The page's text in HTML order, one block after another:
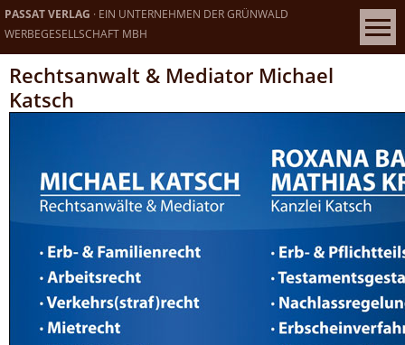
PASSAT VERLAG · EIN UNTERNEHMEN DER GRÜNWALD
WERBEGESELLSCHAFT MBH
Rechtsanwalt & Mediator Michael
Katsch